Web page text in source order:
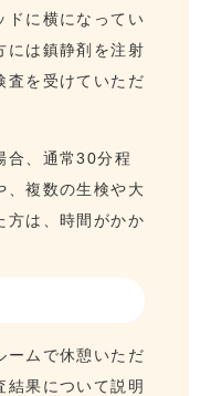
ドに横になってい
には鎮静剤を注射
査を受けていただ
合、通常30分程
、複数の生検や大
方は、時間がかか
ームで休憩いただ
結果について説明